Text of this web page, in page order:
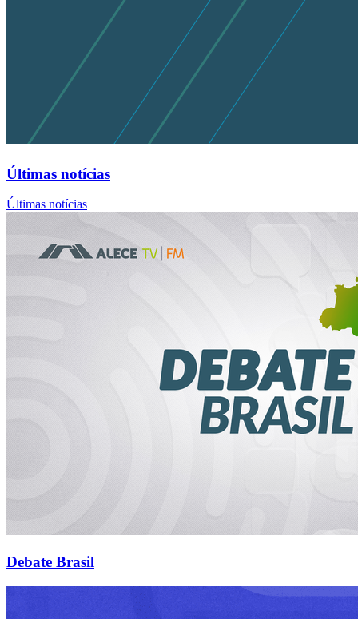
Últimas notícias
Últimas notícias
Debate Brasil